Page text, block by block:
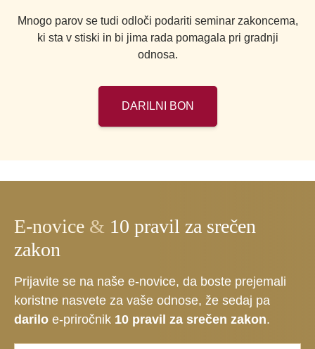
Mnogo parov se tudi odloči podariti seminar zakoncema,
ki sta v stiski in bi jima rada pomagala pri gradnji
odnosa.
DARILNI BON
E-novice & 10 pravil za srečen
zakon
Prijavite se na naše e-novice, da boste prejemali
koristne nasvete za vaše odnose, že sedaj pa
darilo e-priročnik 10 pravil za srečen zakon.